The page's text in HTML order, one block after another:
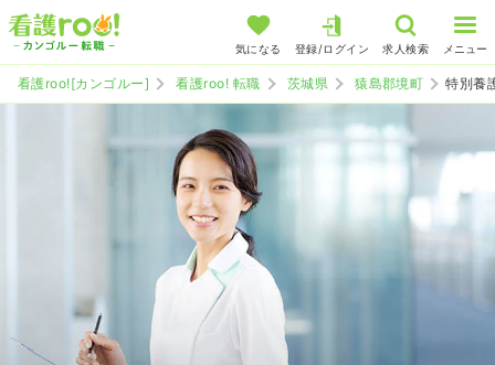
気になる 登録/ログイン 求人検索 メニュー
看護roo![カンゴルー] 看護roo! 転職 茨城県 猿島郡境町 特別養